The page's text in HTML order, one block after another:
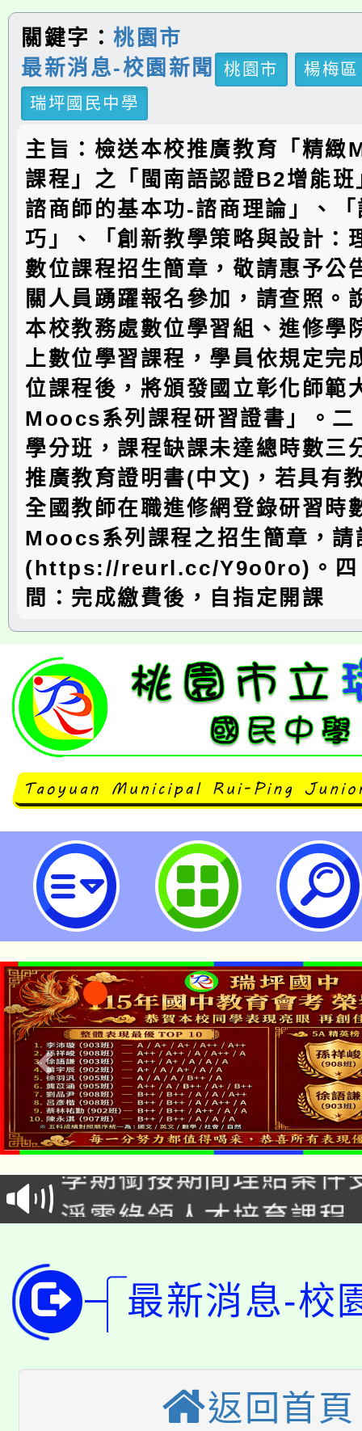
關鍵字：桃園市
最新消息-校園新聞
桃園市
楊梅區
瑞坪國民中學
主旨：檢送本校推廣教育「精緻
課程」之「閩南語認證B2增能
諮商師的基本功-諮商理論」、
巧」、「創新教學策略與設計：
數位課程招生簡章，敬請惠予公
關人員踴躍報名參加，請查照。
本校教務處數位學習組、進修學
上數位學習課程，學員依規定完
位課程後，將頒發國立彰化師範
Moocs系列課程研習證書」。二
學分班，課程缺課未達總時數三
推廣教育證明書(中文)，若具有
全國教師在職進修網登錄研習時
Moocs系列課程之招生簡章，請
(https://reurl.cc/Y9o0ro)。四
間：完成繳費後，自指定開課
國立彰化師範大學推廣教育「精
程」數位課程招生簡章-桃園市立
淨零綠生活教案入校路
會
115年食農教育專業人
程
學期銜接期間理賠案件
學籍身 分審查程序及
淨零綠領人才培育課程
代理(課)教師甄選結果(
「2026金融保險知識
車」活動
桃園市115學年度學生
生本土語及新住民語歌
公告本校115學年度第
代理(課)教師甄選結果
公告本校115學年度第
最新消息-校
返回首頁